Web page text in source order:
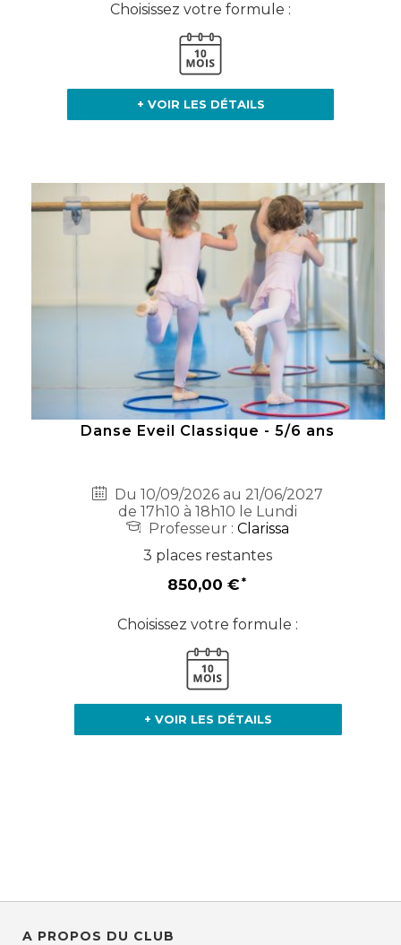
Choisissez votre formule :
+ VOIR LES DÉTAILS
Danse Eveil Classique - 5/6 ans
Du 10/09/2026 au 21/06/2027
de 17h10 à 18h10 le Lundi
Professeur :Clarissa
3 places restantes
850,00 €
Choisissez votre formule :
+ VOIR LES DÉTAILS
A PROPOS DU CLUB